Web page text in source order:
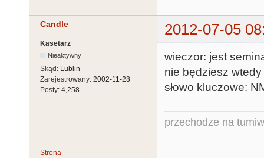
Candle 2012-07-05
Kasetarz
Nieaktywny
Skąd: Lublin
Zarejestrowany: 2002-11-28
Posty: 4,258
wieczor: jest
nie będziesz
słowo kluczowe:
przechodze na
Strona